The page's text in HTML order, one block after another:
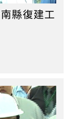
縣復建工